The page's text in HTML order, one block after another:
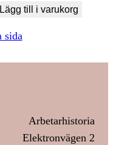
Lägg till i varukorg
sida
Arbetarhistoria
Elektronvägen 2